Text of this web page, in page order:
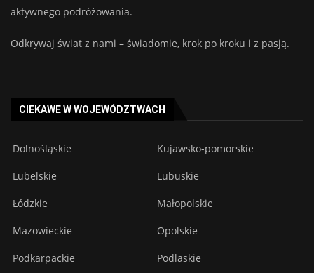
aktywnego podróżowania.
Odkrywaj świat z nami – świadomie, krok po kroku i z pasją.
CIEKAWE W WOJEWÓDZTWACH
Dolnośląskie Kujawsko-pomorskie
Lubelskie Lubuskie
Łódzkie Małopolskie
Mazowieckie Opolskie
Podkarpackie Podlaskie